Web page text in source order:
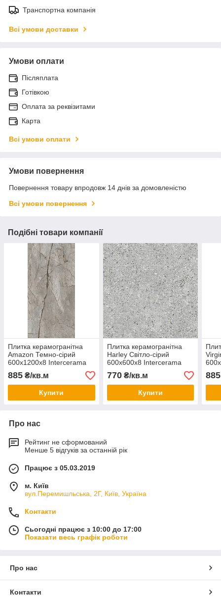
Транспортна компанія
Всі умови доставки
Умови оплати
Післяплата
Готівкою
Оплата за реквізитами
Карта
Всі умови оплати
Умови повернення
Повернення товару впродовж 14 днів за домовленістю
Всі умови повернення
Подібні товари компанії
Плитка керамогранітна
Amazon Темно-сірий
600x1200x8 Intercerama
885 ₴/кв.м
Купити
Плитка керамогранітна
Harley Світло-сірий
600x600x8 Intercerama
770₴/кв.м
Купити
885
Про нас
Рейтинг не сформований
Менше 5 відгуків за останній рік
Працює з 05.03.2019
м. Київ
вул.Перемишльська, 2Г, Київ, Україна
Контакти
Сьогодні працює з 10:00 до 17:00
Показати весь графік роботи
Про нас
Контакти